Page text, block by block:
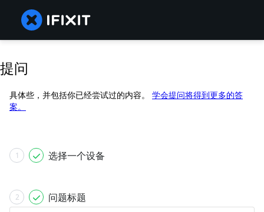
提问
具体些，并包括你已经尝试过的内容。 学会提问将得到更多的答
案。
1 选择一个设备
2 问题标题